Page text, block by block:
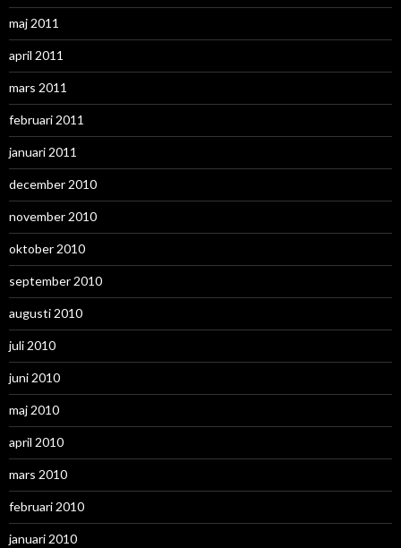
maj 2011
april 2011
mars 2011
februari 2011
januari 2011
december 2010
november 2010
oktober 2010
september 2010
augusti 2010
juli 2010
juni 2010
maj 2010
april 2010
mars 2010
februari 2010
januari 2010